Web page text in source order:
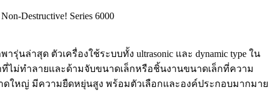
Destructive! Series 6000
นล่าสุด ตัวเครื่องใช้ระบบทั้ง ultrasonic และ dynamic type ใน
ไม่ทำลายและด้ามจับขนาดเล็กหรือชิ้นงานขนาดเล็กที่ความ
ใหญ่ มีความยืดหยุ่นสูง พร้อมตัวเลือกและองค์ประกอบมากมาย